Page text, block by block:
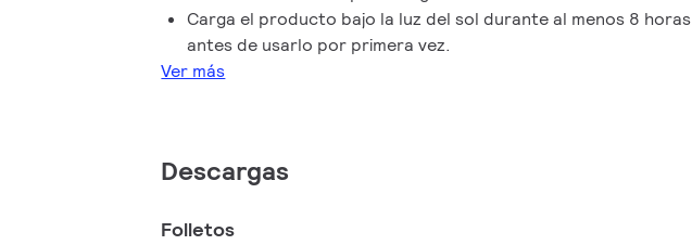
Carga el producto bajo la luz del sol durante al menos 8 horas
antes de usarlo por primera vez.
Ver más
Descargas
Folletos